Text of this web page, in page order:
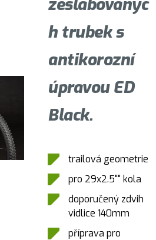
h trubek s
antikorozní
úpravou ED
Black.
trailová geometrie
pro 29x2.5"" kola
doporučený zdvih
vidlice 140mm
příprava pro